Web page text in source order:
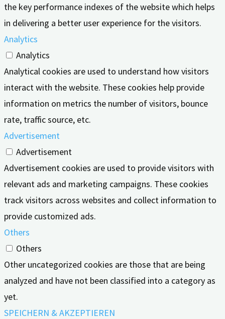
the key performance indexes of the website which helps
in delivering a better user experience for the visitors.
Analytics
Analytics
Analytical cookies are used to understand how visitors
interact with the website. These cookies help provide
information on metrics the number of visitors, bounce
rate, traffic source, etc.
Advertisement
Advertisement
Advertisement cookies are used to provide visitors with
relevant ads and marketing campaigns. These cookies
track visitors across websites and collect information to
provide customized ads.
Others
Others
Other uncategorized cookies are those that are being
analyzed and have not been classified into a category as
yet.
SPEICHERN & AKZEPTIEREN